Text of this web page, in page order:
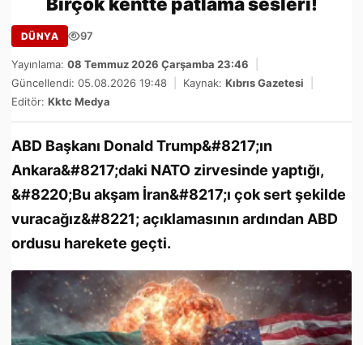
DÜNYA 97
Yayınlama: 08 Temmuz 2026 Çarşamba 23:46
Güncellendi: 05.08.2026 19:48
Kaynak: Kıbrıs Gazetesi
Editör: Kktc Medya
ABD Başkanı Donald Trump&#8217;ın
Ankara&#8217;daki NATO zirvesinde yaptığı,
&#8220;Bu akşam İran&#8217;ı çok sert şekilde
vuracağız&#8221; açıklamasının ardından ABD
ordusu harekete geçti.